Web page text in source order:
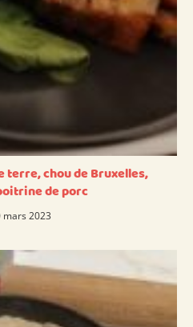
terre, chou de Bruxelles,
de porc
mars 2023